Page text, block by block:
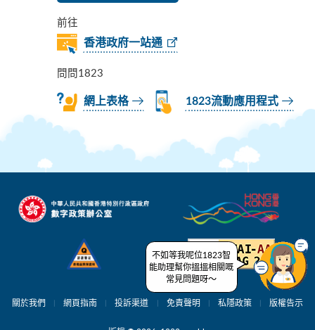
前往
香港政府一站通
問問1823
網上表格 1823流動應用程式
關於我們 網頁指南 投訴渠道 免責聲明 私隱政策 版權告示
不如等我呢位1823智
能助理幫你搵搵相關嘅
常見問題呀～